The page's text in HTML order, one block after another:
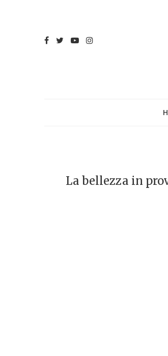
La bellezza in